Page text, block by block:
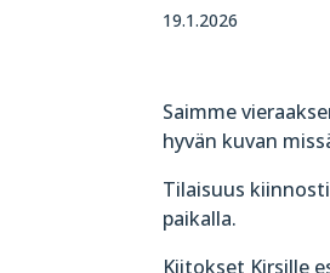
19.1.2026
Saimme
hyvän kuvan
Tilaisuus
paikalla.
Kiitokset Kirsille